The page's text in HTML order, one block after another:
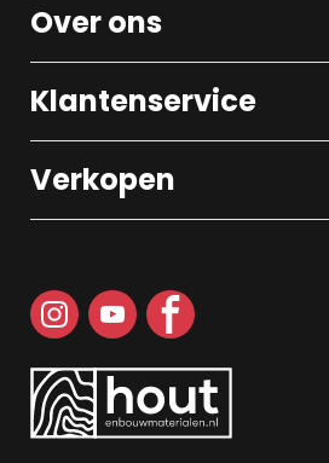
Over ons
Klantenservice
Verkopen